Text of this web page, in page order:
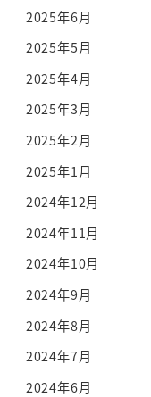
2025年6月
2025年5月
2025年4月
2025年3月
2025年2月
2025年1月
2024年12月
2024年11月
2024年10月
2024年9月
2024年8月
2024年7月
2024年6月